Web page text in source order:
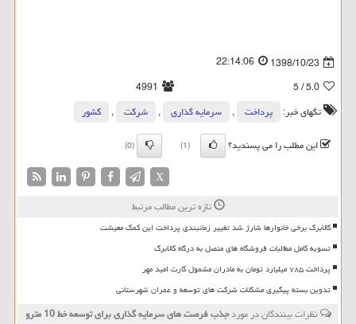
1398/10/23
22:14:06
5.0
/ 5
4991
تگهای خبر:
پرداخت , سرمایه گذاری , شركت ,
كشور
این مطلب را می پسندید؟
(1)
(0)
X
تازه ترین مطالب مرتبط
کالابرگ برخی خانوارها شارژ شد تغییر زمانبندی پرداخت این کمک معیشت
تسویه کامل مطالبات فروشگاه های متصل به درگاه کالابرگ
پرداخت ۷۸۵ میلیارد تومان به مادران مشمول کارت امید مهر
تدوین بسته پیگیری مشکلات شرکت های توسعه و عمران شهرستانی
نظرات بینندگان در موردجذب فرصت های سرمایه گذاری برای توسعه خط 10 مترو